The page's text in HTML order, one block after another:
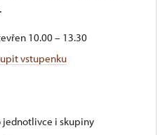
10.00 – 13.30
vstupenku
jednotlivce i skupiny